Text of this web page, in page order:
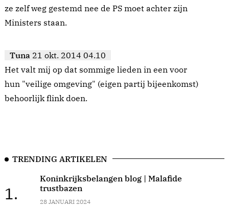
ze zelf weg gestemd nee de PS moet achter zijn
Ministers staan.
Tuna 21 okt. 2014 04.10
Het valt mij op dat sommige lieden in een voor
hun "veilige omgeving" (eigen partij bijeenkomst)
behoorlijk flink doen.
TRENDING ARTIKELEN
1.
Koninkrijksbelangen blog | Malafide
trustbazen
28 JANUARI 2024